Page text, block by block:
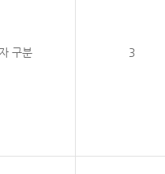
구분 3